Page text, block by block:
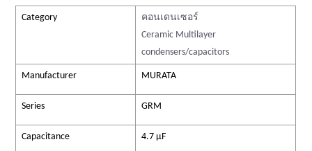
Category
คอนเดนเซอร์
Ceramic Multilayer
condensers/capacitors
Manufacturer MURATA
Series GRM
Capacitance 4.7 μF